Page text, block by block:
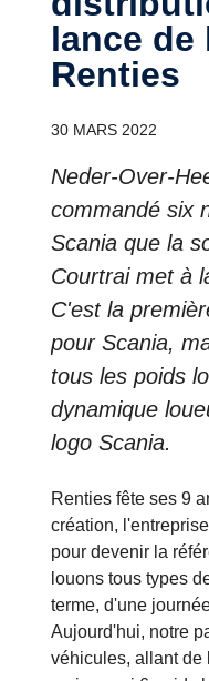
lance de
Renties
30 MARS 2022
Neder-Over-
commandé six
Scania que la
Courtrai met à
C'est la
pour Scania,
tous les poids
dynamique
logo Scania.
Renties fête ses 9
création,
pour devenir la
louons tous types
terme, d'une
Aujourd'hui, notre
véhicules, allant de